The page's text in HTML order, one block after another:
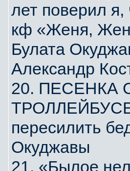
лет поверил
кф «Женя,
Булата
Александр
20.
ТРОЛЛЕЙБУСЕ
пересилить
Окуджавы
21. «Былое